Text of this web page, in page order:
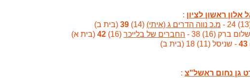
:
מ.כ נווה הדרים ג (איתי) (14)
39 (בית ב)
ברק (16) 38 - החברים של בלייכר (16)
42 (בית א)
43 - שניסל (11) 18 (בית ב)
: